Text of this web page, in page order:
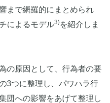
まで網羅的にまとめられ
によるモデル3)を紹介しま
の原因として、行為者の要
3つに整理し、パワハラ行
団への影響をあげて整理し